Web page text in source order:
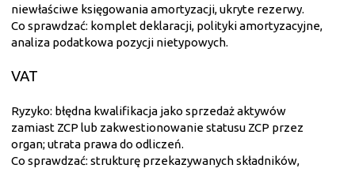
niewłaściwe księgowania amortyzacji, ukryte rezerwy.
Co sprawdzać: komplet deklaracji, polityki amortyzacyjne,
analiza podatkowa pozycji nietypowych.
VAT
Ryzyko: błędna kwalifikacja jako sprzedaż aktywów
zamiast ZCP lub zakwestionowanie statusu ZCP przez
organ; utrata prawa do odliczeń.
Co sprawdzać: strukturę przekazywanych składników,